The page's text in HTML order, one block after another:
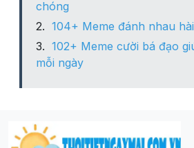
chóng
104+ Meme đánh nhau
102+ Meme cười bá đạo
mỗi ngày